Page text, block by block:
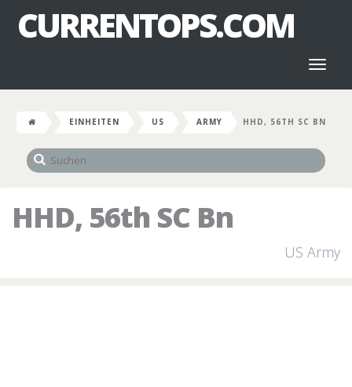
CURRENTOPS.COM
EINHEITEN US ARMY HHD, 56TH SC BN
HHD, 56th SC Bn
US Army